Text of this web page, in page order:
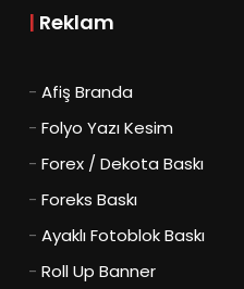
| Reklam
-Afiş Branda
-Folyo Yazı Kesim
-Forex / Dekota Baskı
-Foreks Baskı
-Ayaklı Fotoblok Baskı
-Roll Up Banner